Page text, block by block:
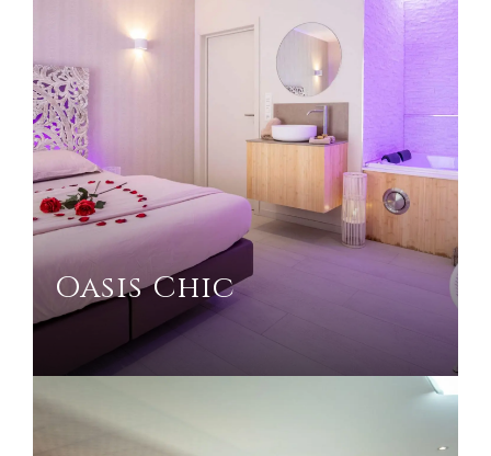
Oasis Chic